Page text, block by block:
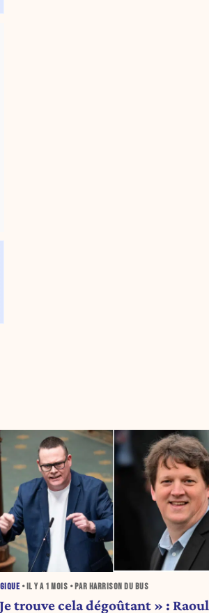
• IL Y A 1 MOIS • PAR HARRISON DU BUS
trouve cela dégoûtant » : Raoul